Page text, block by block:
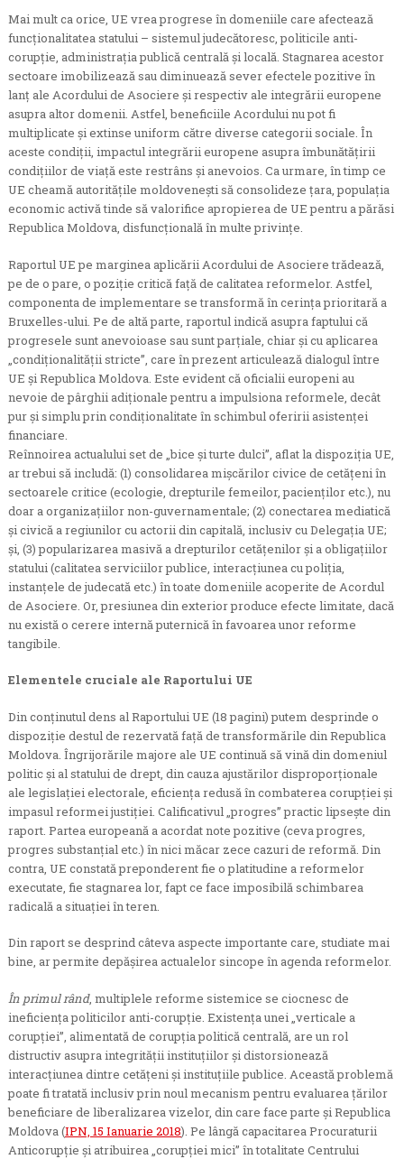
Mai mult ca orice, UE vrea progrese în domeniile care afectează
funcționalitatea statului – sistemul judecătoresc, politicile anti-
corupție, administrația publică centrală și locală. Stagnarea acestor
sectoare imobilizează sau diminuează sever efectele pozitive în
lanț ale Acordului de Asociere și respectiv ale integrării europene
asupra altor domenii. Astfel, beneficiile Acordului nu pot fi
multiplicate și extinse uniform către diverse categorii sociale. În
aceste condiții, impactul integrării europene asupra îmbunătățirii
condițiilor de viață este restrâns și anevoios. Ca urmare, în timp ce
UE cheamă autoritățile moldovenești să consolideze țara, populația
economic activă tinde să valorifice apropierea de UE pentru a părăsi
Republica Moldova, disfuncțională în multe privințe.
Raportul UE pe marginea aplicării Acordului de Asociere trădează,
pe de o pare, o poziție critică față de calitatea reformelor. Astfel,
componenta de implementare se transformă în cerința prioritară a
Bruxelles-ului. Pe de altă parte, raportul indică asupra faptului că
progresele sunt anevoioase sau sunt parțiale, chiar și cu aplicarea
„condiționalității stricte”, care în prezent articulează dialogul între
UE și Republica Moldova. Este evident că oficialii europeni au
nevoie de pârghii adiționale pentru a impulsiona reformele, decât
pur și simplu prin condiționalitate în schimbul oferirii asistenței
financiare.
Reînnoirea actualului set de „bice şi turte dulci”, aflat la dispoziția UE,
ar trebui să includă: (1) consolidarea mișcărilor civice de cetăţeni în
sectoarele critice (ecologie, drepturile femeilor, pacienților etc.), nu
doar a organizațiilor non-guvernamentale; (2) conectarea mediatică
și civică a regiunilor cu actorii din capitală, inclusiv cu Delegația UE;
și, (3) popularizarea masivă a drepturilor cetățenilor și a obligațiilor
statului (calitatea serviciilor publice, interacțiunea cu poliția,
instanțele de judecată etc.) în toate domeniile acoperite de Acordul
de Asociere. Or, presiunea din exterior produce efecte limitate, dacă
nu există o cerere internă puternică în favoarea unor reforme
tangibile.
Elementele cruciale ale Raportului UE
Din conținutul dens al Raportului UE (18 pagini) putem desprinde o
dispoziție destul de rezervată față de transformările din Republica
Moldova. Îngrijorările majore ale UE continuă să vină din domeniul
politic și al statului de drept, din cauza ajustărilor disproporționale
ale legislației electorale, eficiența redusă în combaterea corupției și
impasul reformei justiției. Calificativul „progres” practic lipsește din
raport. Partea europeană a acordat note pozitive (ceva progres,
progres substanțial etc.) în nici măcar zece cazuri de reformă. Din
contra, UE constată preponderent fie o platitudine a reformelor
executate, fie stagnarea lor, fapt ce face imposibilă schimbarea
radicală a situației în teren.
Din raport se desprind câteva aspecte importante care, studiate mai
bine, ar permite depășirea actualelor sincope în agenda reformelor.
În primul rând, multiplele reforme sistemice se ciocnesc de
ineficiența politicilor anti-corupție. Existența unei „verticale a
corupției”, alimentată de corupția politică centrală, are un rol
distructiv asupra integrității instituțiilor și distorsionează
interacțiunea dintre cetățeni și instituțiile publice. Această problemă
poate fi tratată inclusiv prin noul mecanism pentru evaluarea țărilor
beneficiare de liberalizarea vizelor, din care face parte și Republica
Moldova (IPN, 15 Ianuarie 2018). Pe lângă capacitarea Procuraturii
Anticorupție și atribuirea „corupției mici” în totalitate Centrului